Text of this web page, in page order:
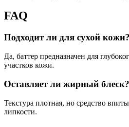
FAQ
Подходит ли для сухой кожи?
Да, баттер предназначен для
участков кожи.
Оставляет ли жирный блеск?
Текстура плотная, но средство
липкости.